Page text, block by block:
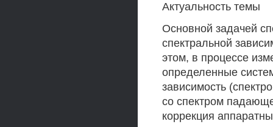
Актуальность темы
Основной задачей
спектральной
этом, в процессе
определенные
зависимость
со спектром
коррекция